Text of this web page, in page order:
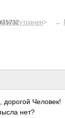
или утрачен> ←
дорогой Человек!
нет?